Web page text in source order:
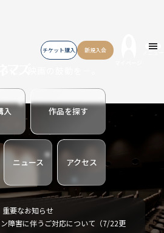
チケット購入
新規入会
入 作品を探す
ニュース アクセス
重要なお知らせ
ン障害に伴うご対応について（7/22更